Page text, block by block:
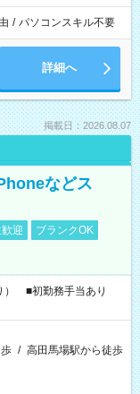
/ パソコンスキル不要
詳細へ
掲載日：2026.08.07
などス
迎
ブランクOK
） ■初勤務手当あり
/ 高田馬場駅から徒歩